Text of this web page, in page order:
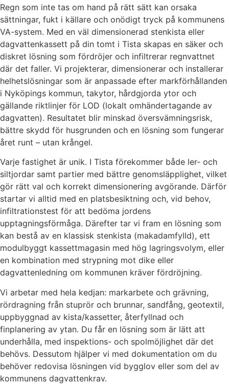
Regn som inte tas om hand på rätt sätt kan orsaka
sättningar, fukt i källare och onödigt tryck på kommunens
VA-system. Med en väl dimensionerad stenkista eller
dagvattenkassett på din tomt i Tista skapas en säker och
diskret lösning som fördröjer och infiltrerar regnvattnet
där det faller. Vi projekterar, dimensionerar och installerar
helhetslösningar som är anpassade efter markförhållanden
i Nyköpings kommun, takytor, hårdgjorda ytor och
gällande riktlinjer för LOD (lokalt omhändertagande av
dagvatten). Resultatet blir minskad översvämningsrisk,
bättre skydd för husgrunden och en lösning som fungerar
året runt – utan krångel.
Varje fastighet är unik. I Tista förekommer både ler- och
siltjordar samt partier med bättre genomsläpplighet, vilket
gör rätt val och korrekt dimensionering avgörande. Därför
startar vi alltid med en platsbesiktning och, vid behov,
infiltrationstest för att bedöma jordens
upptagningsförmåga. Därefter tar vi fram en lösning som
kan bestå av en klassisk stenkista (makadamfylld), ett
modulbyggt kassettmagasin med hög lagringsvolym, eller
en kombination med strypning mot dike eller
dagvattenledning om kommunen kräver fördröjning.
Vi arbetar med hela kedjan: markarbete och grävning,
rördragning från stuprör och brunnar, sandfång, geotextil,
uppbyggnad av kista/kassetter, återfyllnad och
finplanering av ytan. Du får en lösning som är lätt att
underhålla, med inspektions- och spolmöjlighet där det
behövs. Dessutom hjälper vi med dokumentation om du
behöver redovisa lösningen vid bygglov eller som del av
kommunens dagvattenkrav.